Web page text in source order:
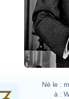
Né le :
à :